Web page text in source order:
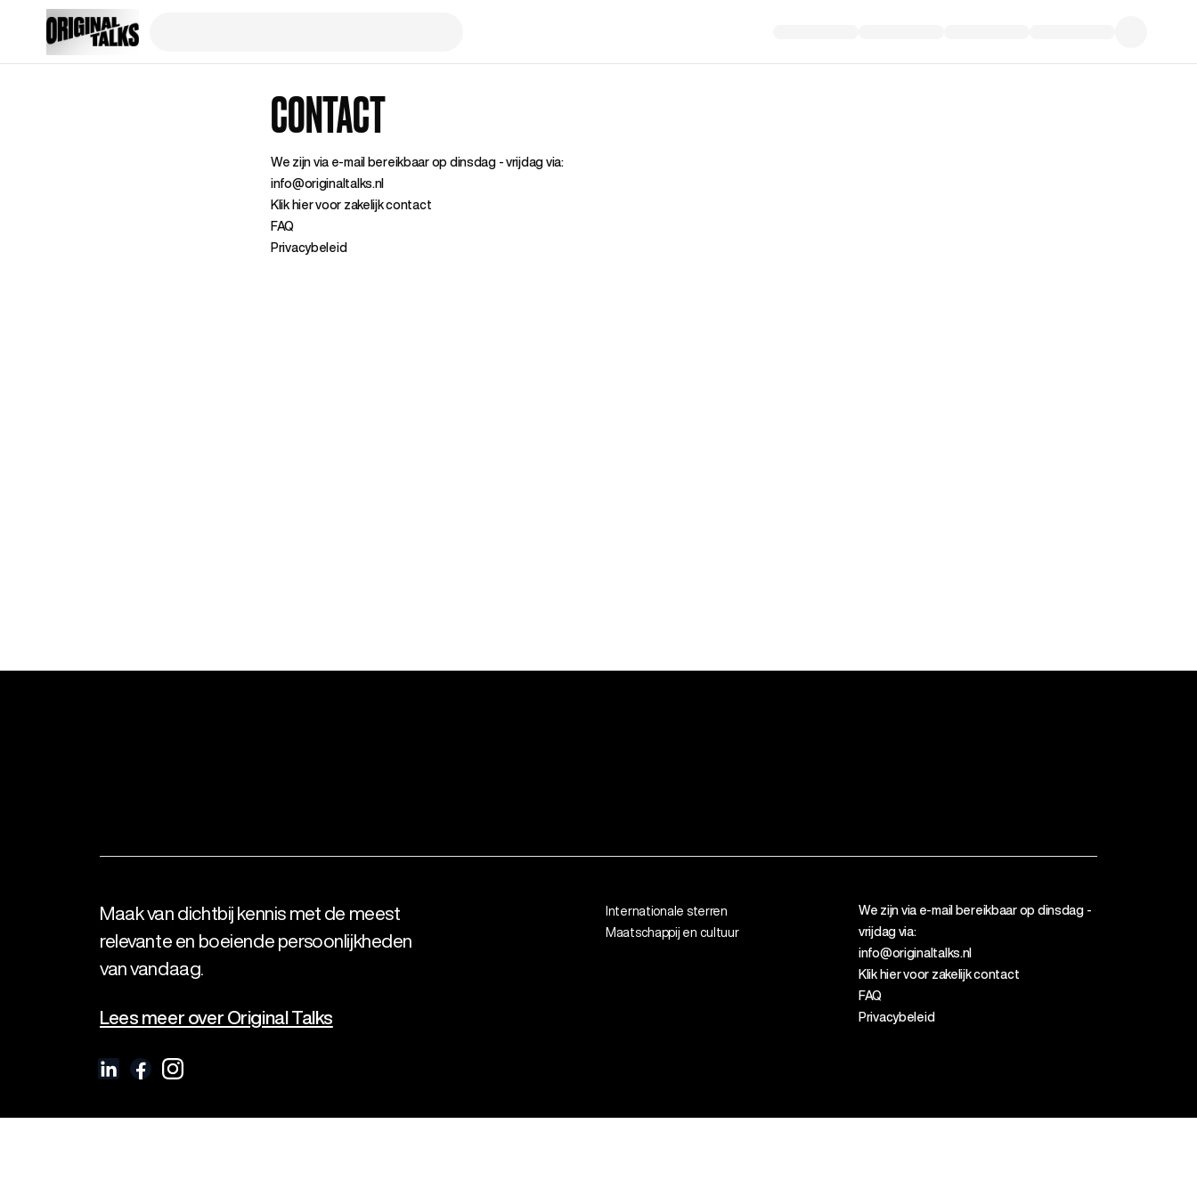
CONTACT
We zijn via e-mail bereikbaarop dinsdag-vrijdag via:
info@originaltalks.nl
Klik hier voor zakelijk contact
FAQ
Privacybeleid
Maak van dichtbij kennis met de meest
relevante en boeiende persoonlijkheden
van vandaag.
Lees meer over Original Talks
Internationale sterren
Maatschappij en cultuur
We zijn via e-mail bereikbaarop dinsdag-
vrijdag via:
info@originaltalks.nl
Klik hier voor zakelijk contact
FAQ
Privacybeleid